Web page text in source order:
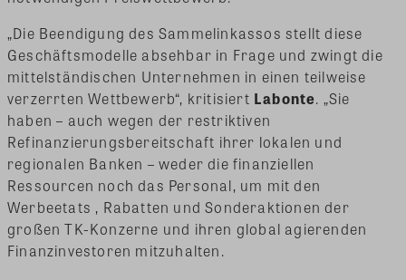
„Die Beendigung des Sammelinkassos stellt diese
Geschäftsmodelle absehbar in Frage und zwingt die
mittelständischen Unternehmen in einen teilweise
verzerrten Wettbewerb“, kritisiert Labonte. „Sie
haben – auch wegen der restriktiven
Refinanzierungsbereitschaft ihrer lokalen und
regionalen Banken – weder die finanziellen
Ressourcen noch das Personal, um mit den
Werbeetats , Rabatten und Sonderaktionen der
großen TK-Konzerne und ihren global agierenden
Finanzinvestoren mitzuhalten.